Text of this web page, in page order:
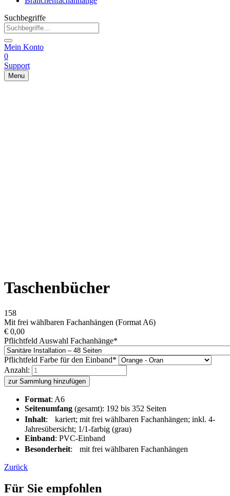
Suchbegriffe
Mein Konto
0
Support
Menu
Taschenbücher
158
Mit frei wählbaren Fachanhängen (Format A6)
€ 0,00
Pflichtfeld Auswahl Fachanhänge*
Pflichtfeld Farbe für den Einband*
Anzahl:
zur Sammlung hinzufügen
Format: A6
Seitenumfang (gesamt): 192 bis 352 Seiten
Inhalt: kariert; mit frei wählbaren Fachanhängen; inkl. 4-
Jahresübersicht; 1/1-farbig (grau)
Einband: PVC-Einband
Besonderheit: mit frei wählbaren Fachanhängen
Zurück
Für Sie empfohlen